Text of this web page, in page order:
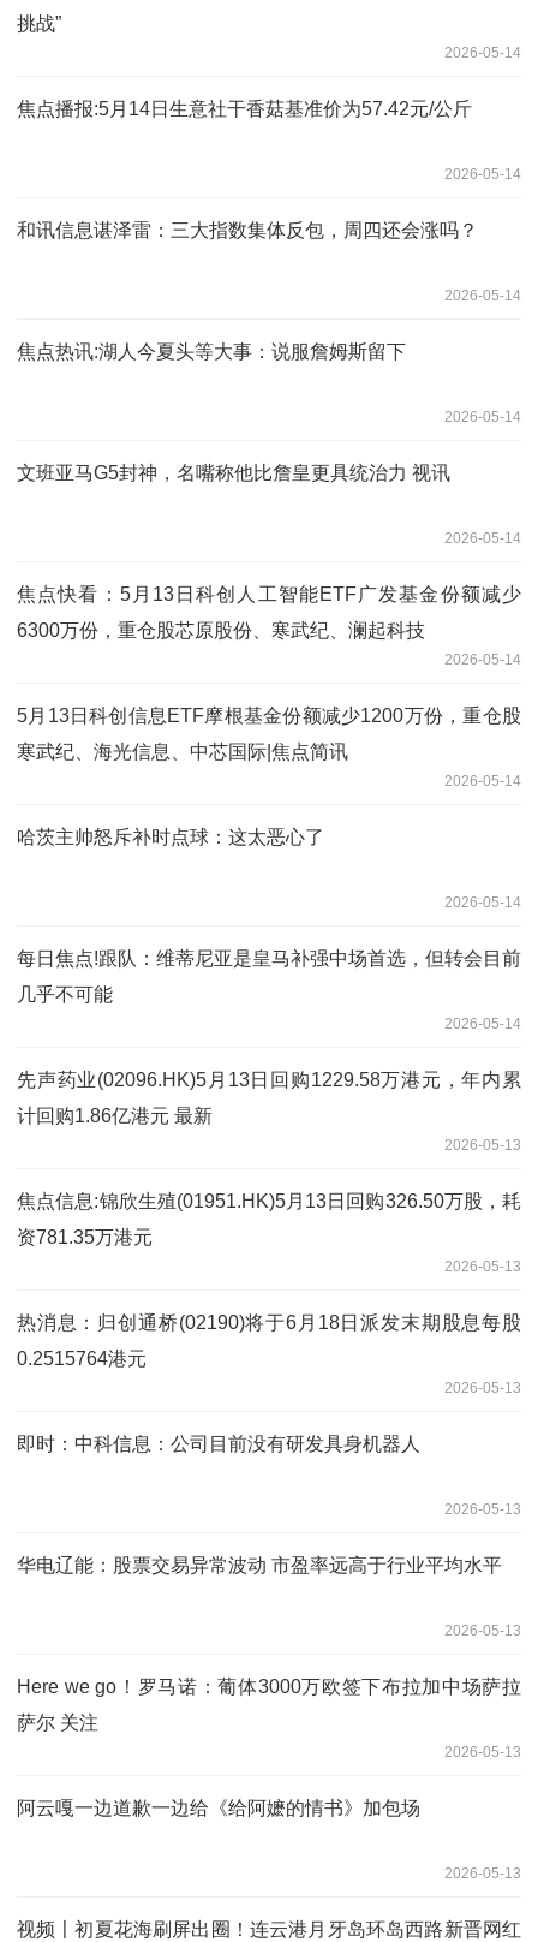
挑战”
2026-05-14
焦点播报:5月14日生意社干香菇基准价为57.42元/公斤
2026-05-14
和讯信息谌泽雷：三大指数集体反包，周四还会涨吗？
2026-05-14
焦点热讯:湖人今夏头等大事：说服詹姆斯留下
2026-05-14
文班亚马G5封神，名嘴称他比詹皇更具统治力 视讯
2026-05-14
焦点快看：5月13日科创人工智能ETF广发基金份额减少
6300万份，重仓股芯原股份、寒武纪、澜起科技
2026-05-14
5月13日科创信息ETF摩根基金份额减少1200万份，重仓股
寒武纪、海光信息、中芯国际|焦点简讯
2026-05-14
哈茨主帅怒斥补时点球：这太恶心了
2026-05-14
每日焦点!跟队：维蒂尼亚是皇马补强中场首选，但转会目前
几乎不可能
2026-05-14
先声药业(02096.HK)5月13日回购1229.58万港元，年内累
计回购1.86亿港元 最新
2026-05-13
焦点信息:锦欣生殖(01951.HK)5月13日回购326.50万股，耗
资781.35万港元
2026-05-13
热消息：归创通桥(02190)将于6月18日派发末期股息每股
0.2515764港元
2026-05-13
即时：中科信息：公司目前没有研发具身机器人
2026-05-13
华电辽能：股票交易异常波动 市盈率远高于行业平均水平
2026-05-13
Here we go！罗马诺：葡体3000万欧签下布拉加中场萨拉
萨尔 关注
2026-05-13
阿云嘎一边道歉一边给《给阿嬷的情书》加包场
2026-05-13
视频〡初夏花海刷屏出圈！连云港月牙岛环岛西路新晋网红